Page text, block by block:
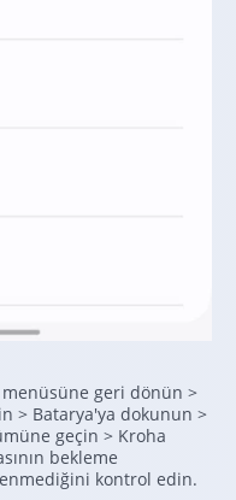
menüsüne geri dönün >
> Batarya'ya dokunun >
geçin > Kroha
bekleme
kontrol edin.